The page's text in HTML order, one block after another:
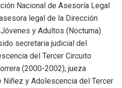
Nacional de Asesoría Legal
legal de la Dirección
y Adultos (Nocturna)
secretaria judicial del
del Tercer Circuito
(2000-2002); jueza
Niñez y Adolescencia del Tercer